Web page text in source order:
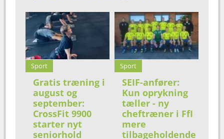
Sport
Gratis træning i
august og
september:
CrossFit 9900
starter nyt
seniorhold
Sport
SEIF-anfører:
Kun oprykning
tæller - ny
cheftræner i FfI
mere
tilbageholdende